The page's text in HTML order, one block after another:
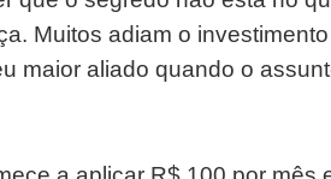
Muitos adiam o
maior aliado quando o